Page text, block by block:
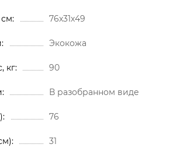
76х31х49
Экокожа
кг 90
В разобранном виде
76
31